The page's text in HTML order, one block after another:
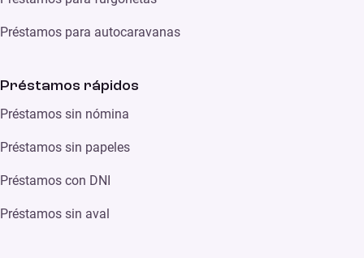
Préstamos para autocaravanas
Préstamos rápidos
Préstamos sin nómina
Préstamos sin papeles
Préstamos con DNI
Préstamos sin aval